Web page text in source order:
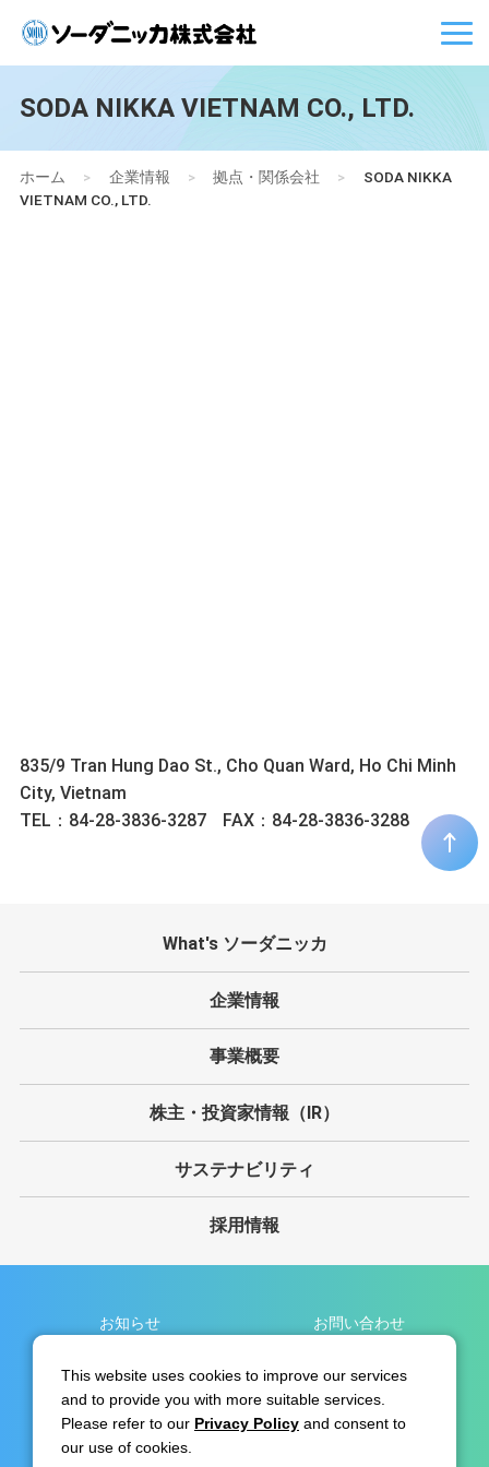
SODA NIKKA VIETNAM CO., LTD.
ホーム > 企業情報 > 拠点・関係会社 >
SODA NIKKA
VIETNAM CO., LTD.
835/9 Tran Hung Dao St., Cho Quan Ward, Ho Chi Minh
City, Vietnam
TEL：84-28-3836-3287
FAX：84-28-3836-3288
What's ソーダニッカ
企業情報
事業概要
株主・投資家情報（IR）
サステナビリティ
採用情報
お知らせ お問い合わせ
免責事項 サイトマップ
リンク集
This website uses cookies to improve our services
and to provide you with more suitable services.
Please refer to our Privacy Policy and consent to
our use of cookies.